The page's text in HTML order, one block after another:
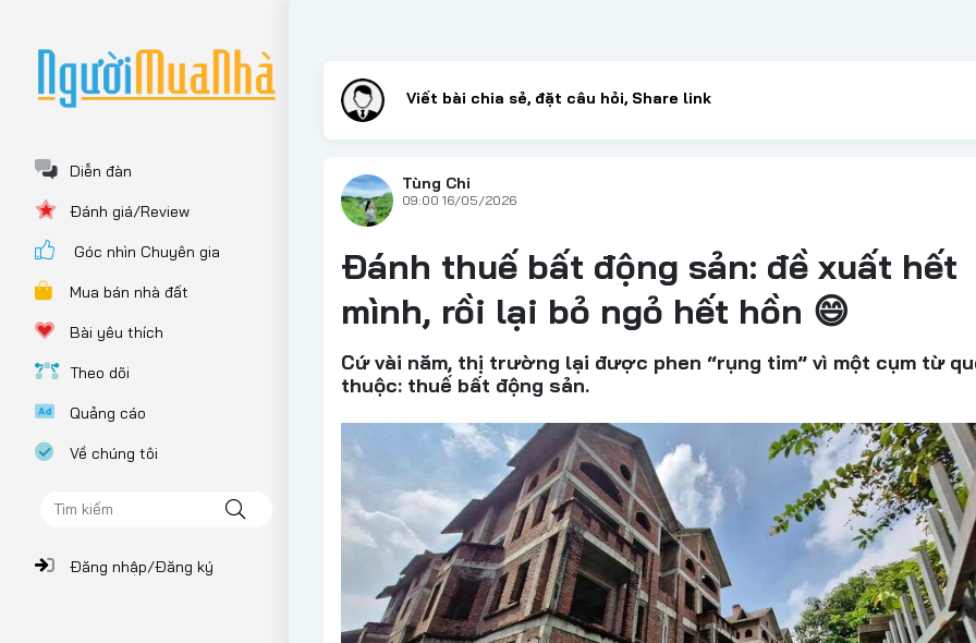
Diễn đàn
Đánh giá/Review
Góc nhìn Chuyên gia
Mua bán nhà đất
Bài yêu thích
Theo dõi
Quảng cáo
Về chúng tôi
Đăng nhập/Đăng ký
Tùng Chi
09:00 16/05/2026
Đánh thuế bất động sản: đề xuất hết
mình, rồi lại bỏ ngỏ hết hồn 😄
Cứ vài năm, thị trường lại được phen “rụng tim” vì một cụm từ
thuộc: thuế bất động sản.